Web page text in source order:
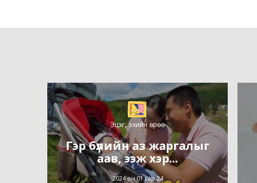
Эцэг, эхийн өрөө
Гэр бүлийн аз жаргалыг
аав, ээж хэр...
2024 он 01 сар 24